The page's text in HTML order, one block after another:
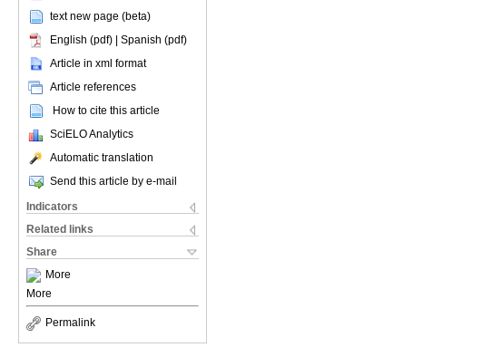
text new page (beta)
English (pdf) | Spanish (pdf)
Article in xml format
Article references
How to cite this article
SciELO Analytics
Automatic translation
Send this article by e-mail
Indicators
Related links
Share
More
More
Permalink